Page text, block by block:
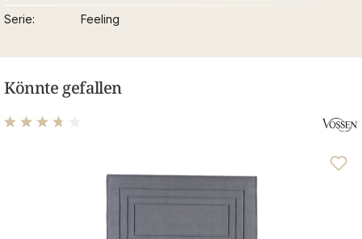
Serie Feeling
Könnte gefallen